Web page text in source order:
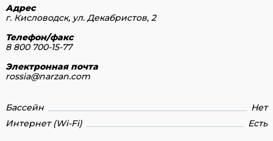
Адрес
г. Кисловодск, ул. Декабристов, 2
Телефон/факс
8 800 700-15-77
Электронная почта
rossia@narzan.com
Бассейн
Нет
Интернет (Wi-Fi)
Есть